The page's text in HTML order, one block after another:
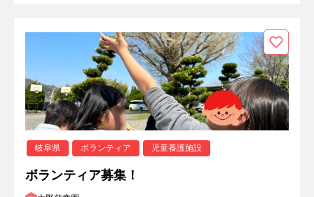
岐阜県 ボランティア 児童養護施設
ボランティア募集！